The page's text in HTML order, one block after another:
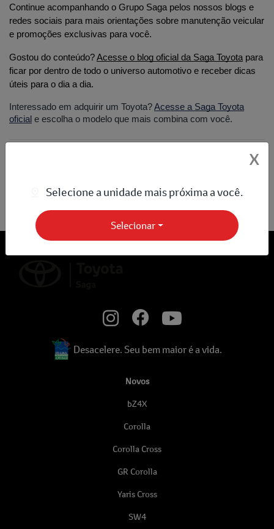
Continue acompanhando o Grupo Saga pelos nossos blogs e
redes sociais para mais orientações sobre manutenção veicular
e promoções exclusivas para você.
Gostou do conteúdo? Acesse o blog oficial da Saga Toyota para
ficar por dentro de todo o universo automotivo e receber dicas
úteis para o dia a dia.
Interessado em adquirir um Toyota?Acesse a Saga Toyota
oficial e escolha o modelo que mais combina com você.
Desacelere. Seu bem maior é a vida.
Novos
bZ4X
Corolla
Corolla Cross
GR Corolla
Yaris Cross
SW4
X
Selecione a unidade mais próxima a você.
Selecionar